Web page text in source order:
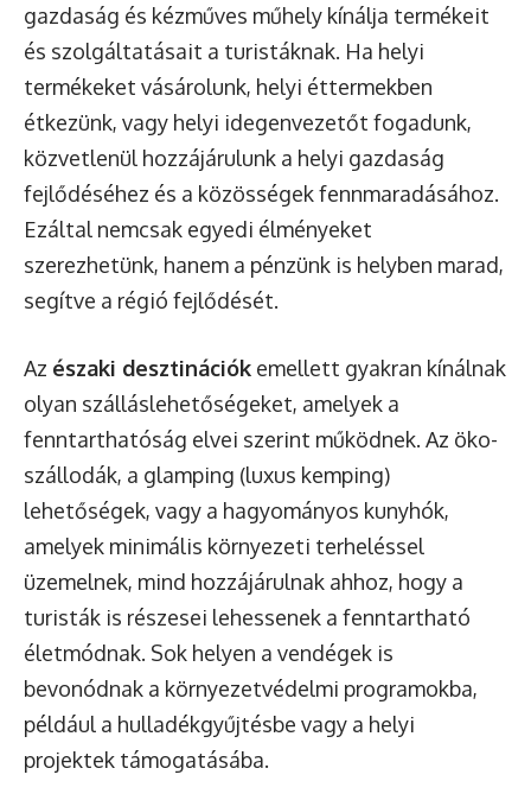
gazdaság és kézműves műhely kínálja termékeit
és szolgáltatásait a turistáknak. Ha helyi
termékeket vásárolunk, helyi éttermekben
étkezünk, vagy helyi idegenvezetőt fogadunk,
közvetlenül hozzájárulunk a helyi gazdaság
fejlődéséhez és a közösségek fennmaradásához.
Ezáltal nemcsak egyedi élményeket
szerezhetünk, hanem a pénzünk is helyben marad,
segítve a régió fejlődését.
Az északi desztinációk emellett gyakran kínálnak
olyan szálláslehetőségeket, amelyek a
fenntarthatóság elvei szerint működnek. Az öko-
szállodák, a glamping (luxus kemping)
lehetőségek, vagy a hagyományos kunyhók,
amelyek minimális környezeti terheléssel
üzemelnek, mind hozzájárulnak ahhoz, hogy a
turisták is részesei lehessenek a fenntartható
életmódnak. Sok helyen a vendégek is
bevonódnak a környezetvédelmi programokba,
például a hulladékgyűjtésbe vagy a helyi
projektek támogatásába.